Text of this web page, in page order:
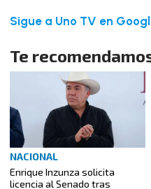
Sigue a Uno TV en
Te
NACIONAL
Enrique Inzunza solicita
licencia al Senado tras